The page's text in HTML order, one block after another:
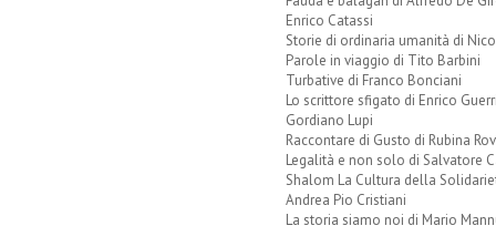
Enrico Catassi
Storie di ordinaria umanità di
Parole in viaggio di Tito Barbini
Turbative di Franco Bonciani
Lo scrittore sfigato di Enrico
Gordiano Lupi
Raccontare di Gusto di Rubina
Legalità e non solo di Salvatore
Shalom La Cultura della
Andrea Pio Cristiani
La storia siamo noi di Mario